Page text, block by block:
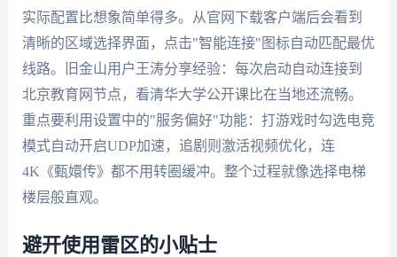
实际配置比想象简单得多。从官网下载客户端后会看到
清晰的区域选择界面，点击"智能连接"图标自动匹配最优
线路。旧金山用户王涛分享经验：每次启动自动连接到
北京教育网节点，看清华大学公开课比在当地还流畅。
重点要利用设置中的"服务偏好"功能：打游戏时勾选电竞
模式自动开启UDP加速，追剧则激活视频优化，连
4K《甄嬛传》都不用转圈缓冲。整个过程就像选择电梯
楼层般直观。
避开使用雷区的小贴士